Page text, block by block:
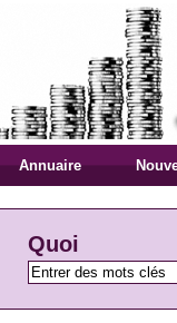
Annuaire
Quoi